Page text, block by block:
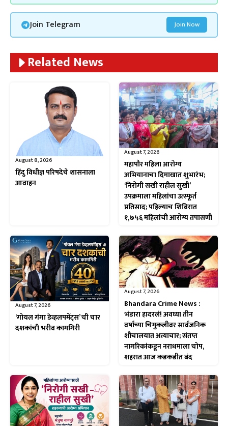
Join Telegram Join Now
Related News
August 8, 2026
हिंदु विधीज्ञ परिषदेचे शासनाला
आवाहन
August 7, 2026
महापौर महिला आरोग्य
अभियानाचा दिमाखात शुभारंभ;
‘निरोगी सखी राहील सुखी’
उपक्रमाला महिलांचा उत्स्फूर्त
प्रतिसाद; पहिल्याच शिबिरात
१,७५६ महिलांची आरोग्य तपासणी
August 7, 2026
‘गोयल गंगा डेव्हलपमेंट्स’ ची चार
दशकांची भरीव कामगिरी
August 7, 2026
Bhandara Crime News :
भंडारा हादरलं! अवघ्या तीन
वर्षांच्या चिमुकलीवर सार्वजनिक
शौचालयात अत्याचार; संतप्त
नागरिकांकडून नराधमाला चोप,
शहरात आज कडकडीत बंद